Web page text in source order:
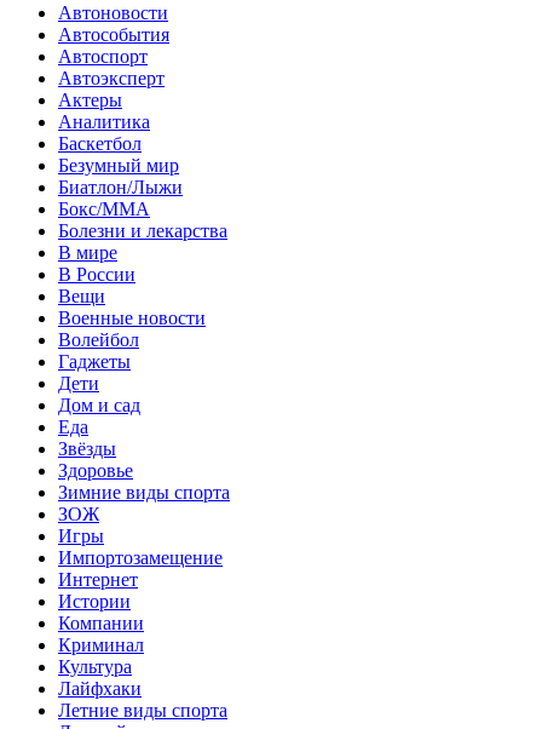
Автоновости
Автособытия
Автоспорт
Автоэксперт
Актеры
Аналитика
Баскетбол
Безумный мир
Биатлон/Лыжи
Бокс/MMA
Болезни и лекарства
В мире
В России
Вещи
Военные новости
Волейбол
Гаджеты
Дети
Дом и сад
Еда
Звёзды
Здоровье
Зимние виды спорта
ЗОЖ
Игры
Импортозамещение
Интернет
Истории
Компании
Криминал
Культура
Лайфхаки
Летние виды спорта